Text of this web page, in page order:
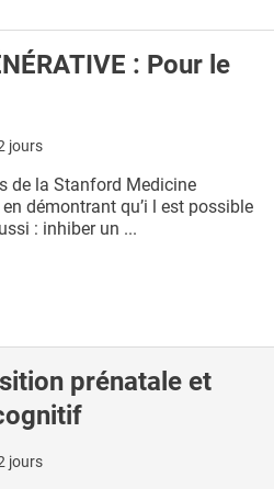
: Pour le
jours
de la Stanford Medicine
démontrant qu’i l est possible
: inhiber un ...
prénatale et
jours